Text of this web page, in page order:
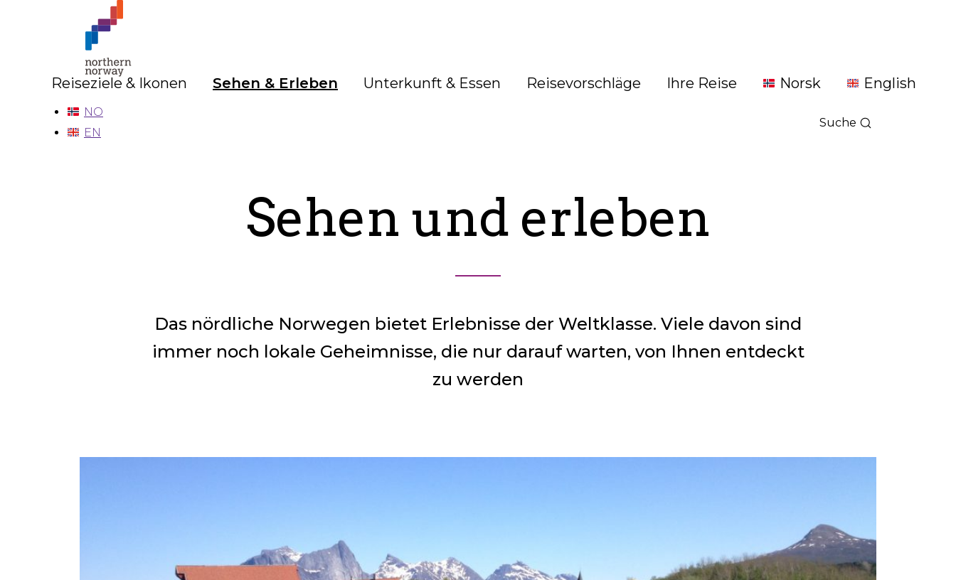
Nord-
Norge
–
Deutsch
Reiseziele & Ikonen Sehen & Erleben Unterkunft & Essen Reisevorschläge Ihre Reise Norsk English
Suche
NO
EN
Sehen und erleben
Das nördliche Norwegen bietet Erlebnisse der Weltklasse. Viele davon sind
immer noch lokale Geheimnisse, die nur darauf warten, von Ihnen entdeckt
zu werden